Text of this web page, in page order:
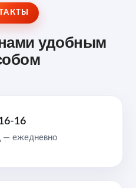
удобным
16
— ежедневно